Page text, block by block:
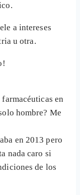
a intereses
u otra.
en
hombre? Me
en 2013 pero
nada caro si
de los